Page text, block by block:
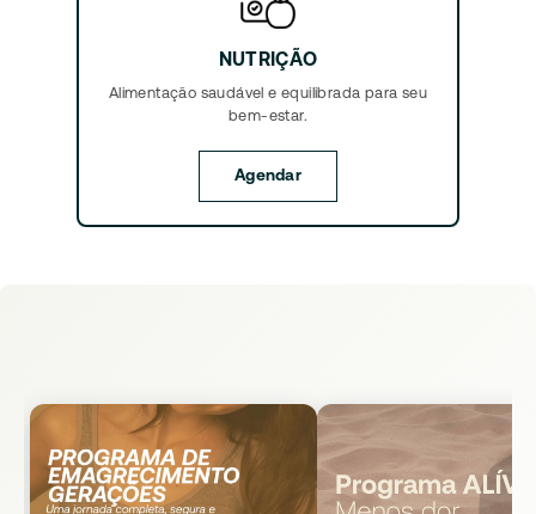
NUTRIÇÃO
Alimentação saudável e equilibrada para seu
bem-estar.
Agendar